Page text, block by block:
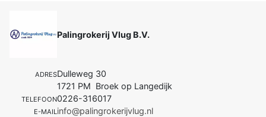
Palingrokerij Vlug B.V.
ADRESDulleweg 30
1721 PM Broek op Langedijk
TELEFOON0226-316017
E-MAILinfo@palingrokerijvlug.nl